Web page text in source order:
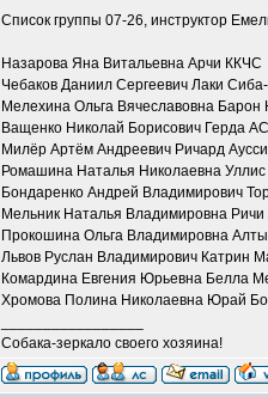
Список группы 07-26, инструктор
Назарова Яна Витальевна Арчи ККЧС
Чебаков Даниил Сергеевич Лаки
Мелехина Ольга Вячеславовна Барон
Ващенко Николай Борисович Герда
Милёр Артём Андреевич Ричард Аусси
Ромашина Наталья Николаевна
Бондаренко Андрей Владимирович
Мельник Наталья Владимировна Ричи
Прокошина Ольга Владимировна
Львов Руслан Владимирович Катрин
Комардина Евгения Юрьевна Белла
Хромова Полина Николаевна Юрай
Собака-зеркало своего хозяина!